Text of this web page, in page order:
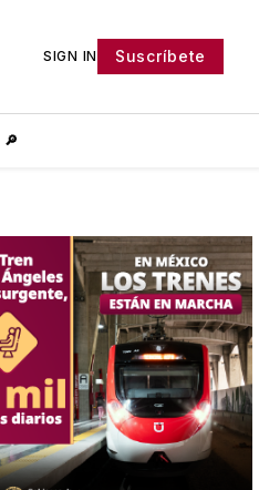
SIGN IN Suscríbete
🔎